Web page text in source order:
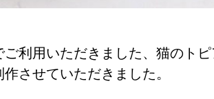
利用いただきました、猫のト
させていただきました。